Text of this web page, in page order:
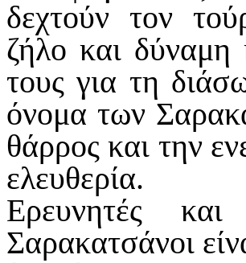
δεχτούν τον
ζήλο και δύναμη
τους για τη
όνομα των
θάρρος και την
ελευθερία.
Ερευνητές
Σαρακατσάνοι